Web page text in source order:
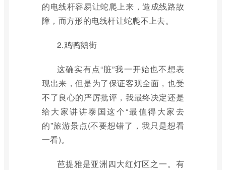
的电线杆容易让蛇爬上来，造成线路故
障，而方形的电线杆让蛇爬不上去。
2.鸡鸭鹅街
这确实有点“脏”我一开始也不想表
现出来，但是为了保证客观全面，也受
不了良心的严厉批评，我最终决定还是
给大家讲讲泰国这个“最值得大家去
的”旅游景点(不要想错了，我只是想看
一看)。
芭提雅是亚洲四大红灯区之一。有